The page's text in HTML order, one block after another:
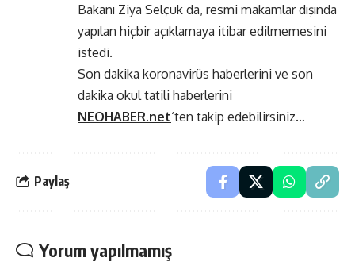
Bakanı Ziya Selçuk da, resmi makamlar dışında
yapılan hiçbir açıklamaya itibar edilmemesini
istedi.
Son dakika koronavirüs haberlerini ve son
dakika okul tatili haberlerini
NEOHABER.net‘ten takip edebilirsiniz…
Paylaş
Yorum yapılmamış